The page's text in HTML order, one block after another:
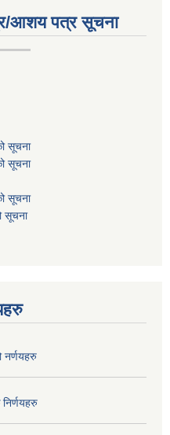
आशय पत्र सूचना
सूचना
सूचना
सूचना
सूचना
नर्णयहरु